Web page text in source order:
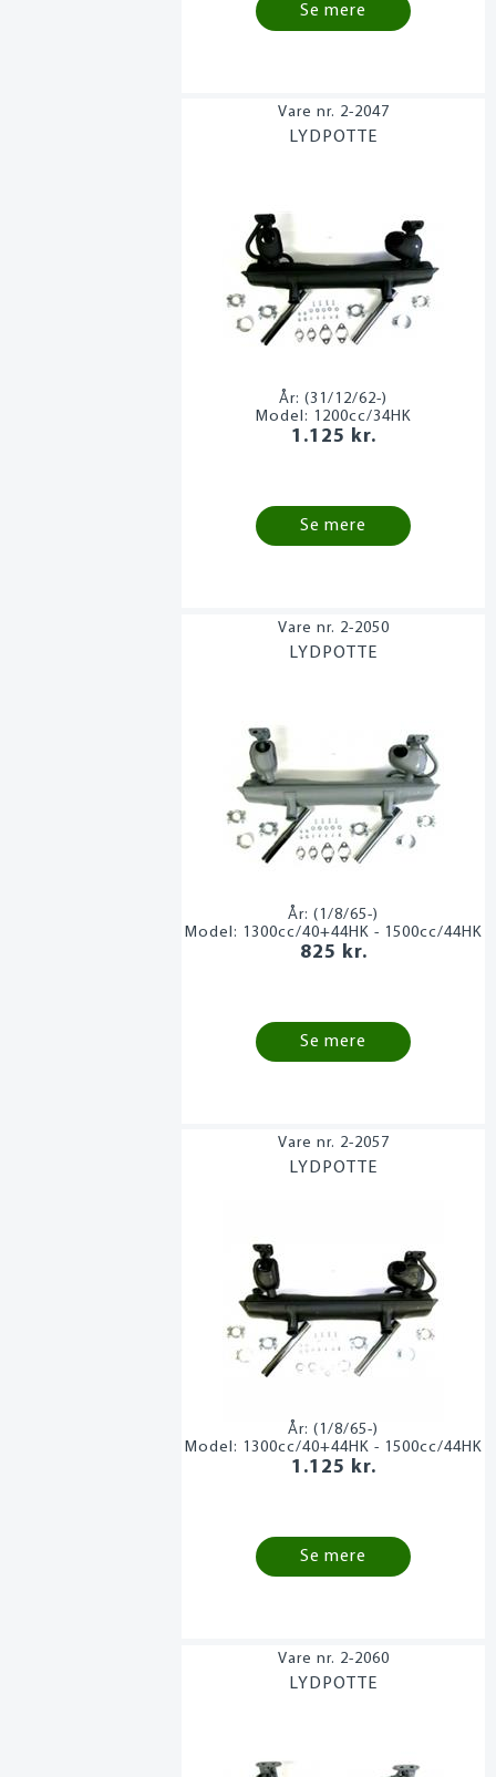
Se mere
2-2047
LYDPOTTE
År:(31/12/62-)
Model: 1200cc/34HK
1.125 kr.
Se mere
2-2050
LYDPOTTE
År:(1/8/65-)
Model: 1300cc/40+44HK - 1500cc/44HK
825 kr.
Se mere
2-2057
LYDPOTTE
År:(1/8/65-)
Model: 1300cc/40+44HK - 1500cc/44HK
1.125 kr.
Se mere
2-2060
LYDPOTTE